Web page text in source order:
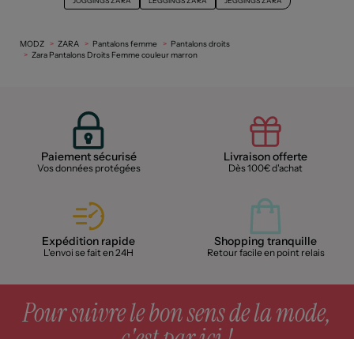
MODZ ZARA Pantalons femme
Pantalons droits
Zara Pantalons Droits Femme couleur marron
Paiement sécurisé
Vos données protégées
Livraison offerte
Dès 100€ d'achat
Expédition rapide
L'envoi se fait en 24H
Shopping tranquille
Retour facile en point relais
Pour suivre le bon sens de la mode,